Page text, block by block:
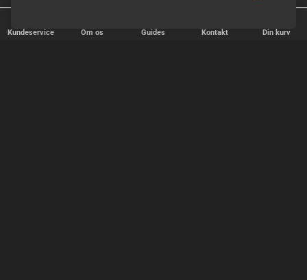
Kundeservice Om os Guides Kontakt Din kurv